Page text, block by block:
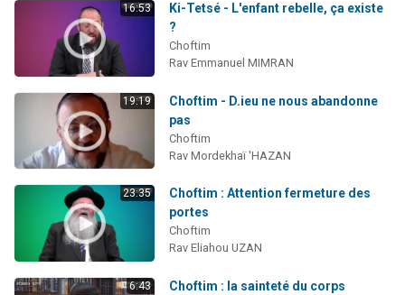
16:53
Ki-Tetsé - L'enfant rebelle, ça existe
?
Choftim
Rav Emmanuel MIMRAN
19:19
Choftim - D.ieu ne nous abandonne
pas
Choftim
Rav Mordekhaï 'HAZAN
23:35
Choftim : Attention fermeture des
portes
Choftim
Rav Eliahou UZAN
6:43 Choftim : la sainteté du corps